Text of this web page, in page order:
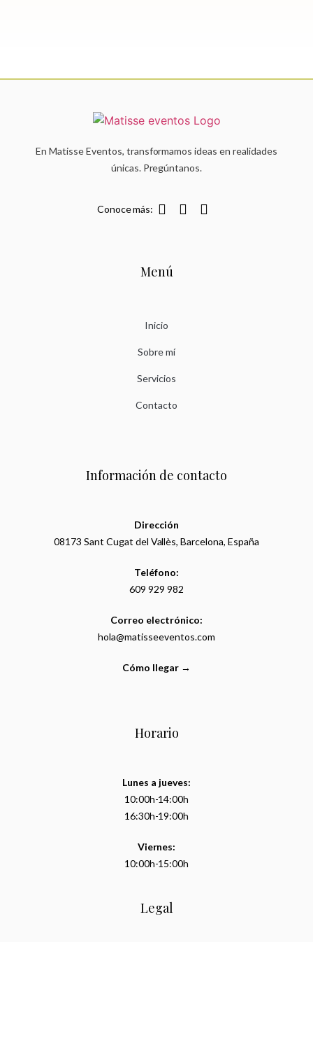
En Matisse Eventos, transformamos ideas en realidades
únicas. Pregúntanos.
Conoce más:
Menú
Inicio
Sobre mí
Servicios
Contacto
Información de contacto
Dirección
08173 Sant Cugat del Vallès, Barcelona, España
Teléfono:
609 929 982
Correo electrónico:
hola@matisseeventos.com
Cómo llegar →
Horario
Lunes a jueves:
10:00h-14:00h
16:30h-19:00h
Viernes:
10:00h-15:00h
Legal